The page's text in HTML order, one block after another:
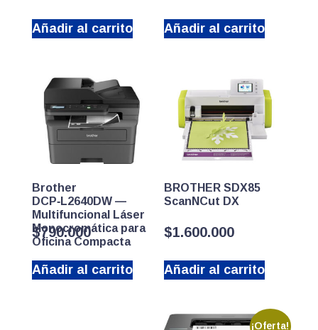
Añadir al carrito Añadir al carrito
Brother
DCP‑L2640DW —
Multifuncional Láser
Monocromática para
Oficina Compacta
$790.000
Añadir al carrito
BROTHER SDX85
ScanNCut DX
$1.600.000
Añadir al carrito
¡Oferta!